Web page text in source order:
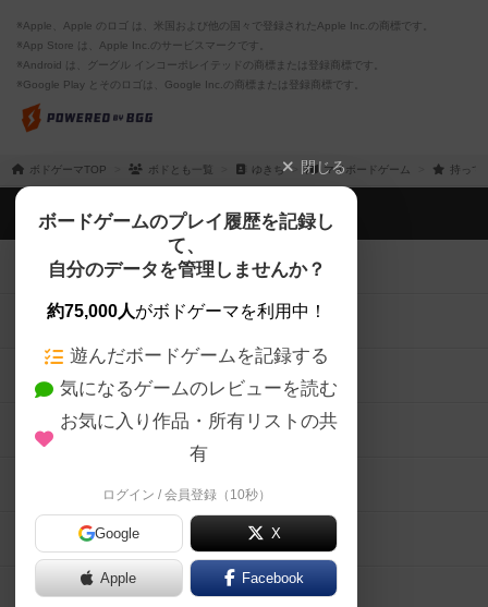
※Apple、Apple のロゴ は、米国および他の国々で登録されたApple Inc.の商標です。
※App Store は、Apple Inc.のサービスマークです。
※Android は、グーグル インコーポレイテッドの商標または登録商標です。
※Google Play とそのロゴは、Google Inc.の商標または登録商標です。
ボドゲーマTOP ボドとも一覧 ゆきち マイボードゲーム 持って
閉じる
ボードゲームのプレイ履歴を記録し
て、
自分のデータを管理しませんか？
約75,000人がボドゲーマを利用中！
遊んだボードゲームを記録する
気になるゲームのレビューを読む
お気に入り作品・所有リストの共
有
ログイン / 会員登録（10秒）
Google X
Apple Facebook
ボドゲーマTOP
ボードゲームを検索する
ボードゲームの新着レビュー
ボードゲーム会情報
メカニクス特集
掲示板・トピックス
ボドとも・会員一覧
ボードゲーム業界コラム